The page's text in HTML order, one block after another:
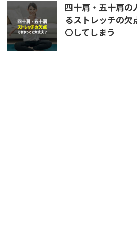
四十肩・五十肩の
るストレッチの欠
〇してしまう